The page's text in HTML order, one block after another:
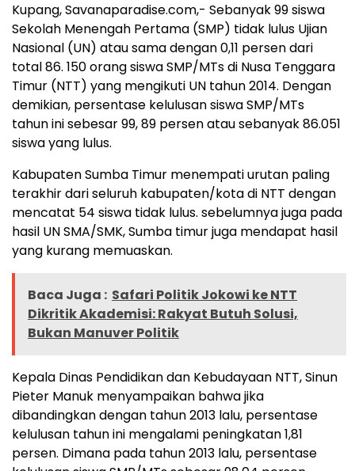
Kupang, Savanaparadise.com,- Sebanyak 99 siswa
Sekolah Menengah Pertama (SMP) tidak lulus Ujian
Nasional (UN) atau sama dengan 0,11 persen dari
total 86. 150 orang siswa SMP/MTs di Nusa Tenggara
Timur (NTT) yang mengikuti UN tahun 2014. Dengan
demikian, persentase kelulusan siswa SMP/MTs
tahun ini sebesar 99, 89 persen atau sebanyak 86.051
siswa yang lulus.
Kabupaten Sumba Timur menempati urutan paling
terakhir dari seluruh kabupaten/kota di NTT dengan
mencatat 54 siswa tidak lulus. sebelumnya juga pada
hasil UN SMA/SMK, Sumba timur juga mendapat hasil
yang kurang memuaskan.
Baca Juga : Safari Politik Jokowi ke NTT
Dikritik Akademisi: Rakyat Butuh Solusi,
Bukan Manuver Politik
Kepala Dinas Pendidikan dan Kebudayaan NTT, Sinun
Pieter Manuk menyampaikan bahwa jika
dibandingkan dengan tahun 2013 lalu, persentase
kelulusan tahun ini mengalami peningkatan 1,81
persen. Dimana pada tahun 2013 lalu, persentase